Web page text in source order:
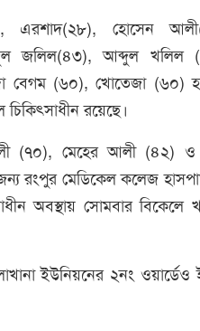
হোসেন
জলিল(৪৩), আব্দুল খলিল
বেগম (৬০), খোতেজা (৬০)
রয়েছে।
(৭০), মেহের আলী (৪২)
রংপুর মেডিকেল কলেজ
অবস্থায় সোমবার বিকেলে
ইউনিয়নের ২নং ওয়ার্ডেও